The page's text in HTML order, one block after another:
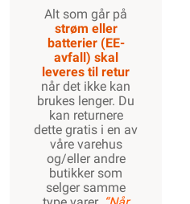
Alt som går på
strøm eller
batterier (EE-
avfall) skal
leveres til retur
når det ikke kan
brukes lenger. Du
kan returnere
dette gratis i en av
våre varehus
og/eller andre
butikker som
selger samme